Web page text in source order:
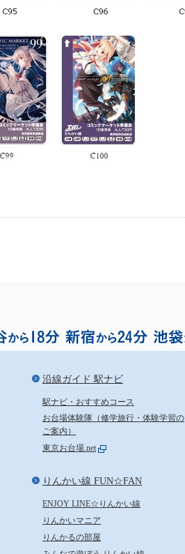
沿線ガイド 駅ナビ
駅ナビ・おすすめコース
お台場体験隊（修学旅行・体験学習の
ご案内）
東京お台場.net
りんかい線 FUN☆FAN
ENJOY LINE☆りんかい線
りんかいマニア
りんかるの部屋